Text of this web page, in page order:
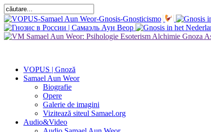
VOPUS | Gnoză
Samael Aun Weor
Biografie
Opere
Galerie de imagini
Vizitează siteul Samael.org
Audio&Video